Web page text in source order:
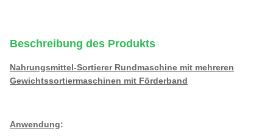
Beschreibung des Produkts
Nahrungsmittel-Sortierer Rundmaschine mit mehreren
Gewichtssortiermaschinen mit Förderband
Anwendung: